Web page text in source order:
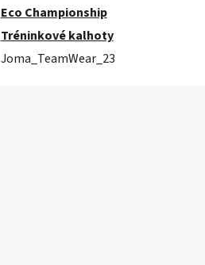
Eco Championship
Tréninkové kalhoty
Joma_TeamWear_23